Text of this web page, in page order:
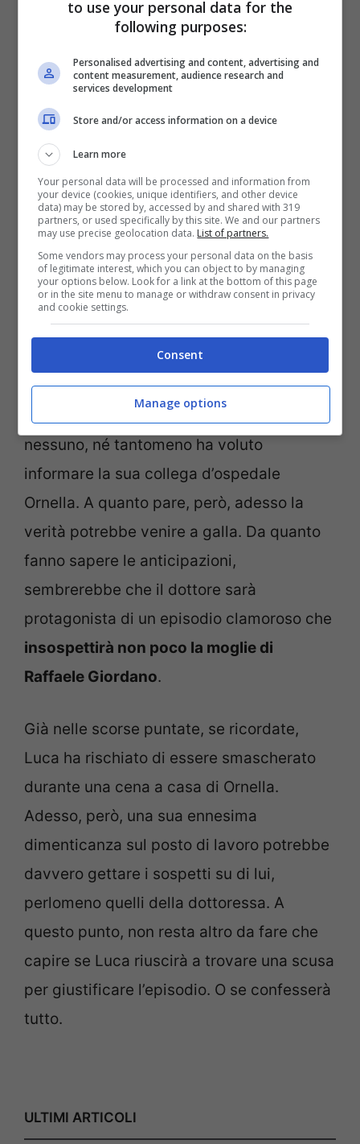
La malattia di Luca non è più al sicuro (Rai Play –
ladradibiciclette.it)
Fino a questo momento, Luca ha rivelato la
sua malattia soltanto a poche persone: il
suo amico giornalista Michele e la sua
amata Giulia. Oltre a loro, però, il buon De
Santis ha scelto di non proferire parola con
nessuno, né tantomeno ha voluto
informare la sua collega d’ospedale
Ornella. A quanto pare, però, adesso la
verità potrebbe venire a galla. Da quanto
fanno sapere le anticipazioni,
sembrerebbe che il dottore sarà
protagonista di un episodio clamoroso che
insospettirà non poco la moglie di
Raffaele Giordano.
Già nelle scorse puntate, se ricordate,
Luca ha rischiato di essere smascherato
durante una cena a casa di Ornella.
Adesso, però, una sua ennesima
dimenticanza sul posto di lavoro potrebbe
davvero gettare i sospetti su di lui,
perlomeno quelli della dottoressa. A
questo punto, non resta altro da fare che
capire se Luca riuscirà a trovare una scusa
per giustificare l’episodio. O se confesserà
tutto.
ULTIMI ARTICOLI
to use your personal data for the
following purposes:
Personalised advertising and content, advertising and
content measurement, audience research and
services development
Store and/or access information on a device
Learn more
Your personal data will be processed and information from
your device (cookies, unique identifiers, and other device
data) may be stored by, accessed by and shared with 319
partners, or used specifically by this site. We and our partners
may use precise geolocation data. List of partners.
Some vendors may process your personal data on the basis
of legitimate interest, which you can object to by managing
your options below. Look for a link at the bottom of this page
or in the site menu to manage or withdraw consent in privacy
and cookie settings.
Consent
Manage options